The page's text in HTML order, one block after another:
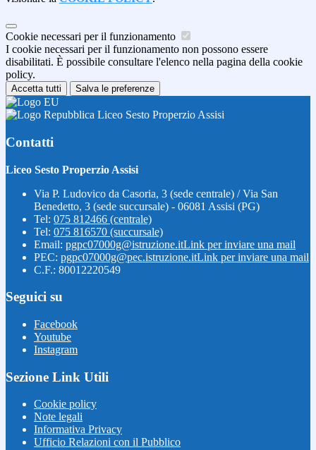
Cookie necessari per il funzionamento
I cookie necessari per il funzionamento non possono essere
disabilitati. È possibile consultare l'elenco nella pagina della cookie
policy.
Accetta tutti Salva le preferenze
Liceo Sesto Properzio Assisi
Contatti
Liceo Sesto Properzio Assisi
Via P. Ludovico da Casoria, 3 (sede centrale) / Via San
Benedetto, 3 (sede succursale) - 06081 Assisi (PG)
Tel: 075 812466 (centrale)
Tel: 075 816570 (succursale)
Email: pgpc07000g@istruzione.itLink per inviare una mail
PEC: pgpc07000g@pec.istruzione.itLink per inviare una mail
C.F.: 80012220549
Seguici su
Facebook
Youtube
Instagram
Sezione Link Utili
Cookie policy
Note legali
Informativa Privacy
Ufficio Relazioni con il Pubblico